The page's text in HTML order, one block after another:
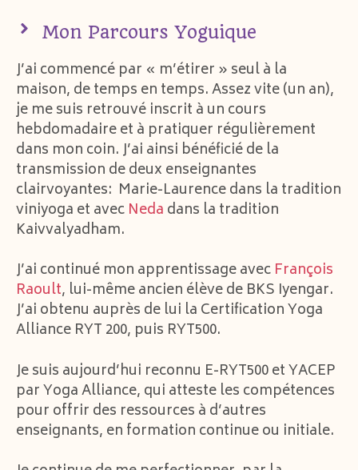
Mon Parcours Yoguique
J’ai commencé par « m’étirer » seul à la
maison, de temps en temps. Assez vite (un an),
je me suis retrouvé inscrit à un cours
hebdomadaire et à pratiquer régulièrement
dans mon coin. J’ai ainsi bénéficié de la
transmission de deux enseignantes
clairvoyantes: Marie-Laurence dans la tradition
viniyoga et avec Neda dans la tradition
Kaivvalyadham.
J’ai continué mon apprentissage avec François
Raoult, lui-même ancien élève de BKS Iyengar.
J’ai obtenu auprès de lui la Certification Yoga
Alliance RYT 200, puis RYT500.
Je suis aujourd’hui reconnu E-RYT500 et YACEP
par Yoga Alliance, qui atteste les compétences
pour offrir des ressources à d’autres
enseignants, en formation continue ou initiale.